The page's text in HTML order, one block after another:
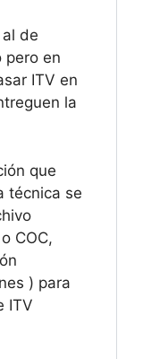
de
pero en
ITV en
la
que
técnica se
COC,
) para
ITV